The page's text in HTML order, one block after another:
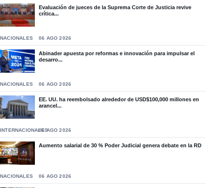
Evaluación de jueces de la Suprema Corte de Justicia revive
crítica...
NACIONALES 06 AGO 2026
Abinader apuesta por reformas e innovación para impulsar el
desarro...
NACIONALES 06 AGO 2026
EE. UU. ha reembolsado alrededor de USD$100,000 millones en
arancel...
INTERNACIONALES06 AGO 2026
Aumento salarial de 30 % Poder Judicial genera debate en la RD
NACIONALES 06 AGO 2026